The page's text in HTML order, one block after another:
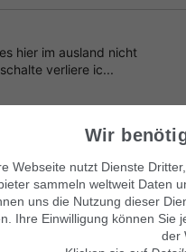
hier im ausland nicht
verliere ic...
Aura Glow
Samsung Galaxy Note
Wir
Webseite nutzt Dienste
sammeln weltweit Daten
uns die Nutzung dieser
Ihre Einwilligung können Sie
der